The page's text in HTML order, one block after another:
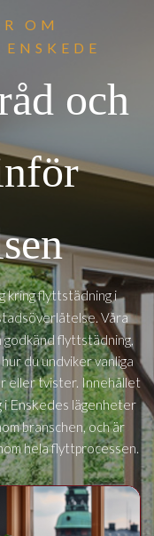
OM
och
kring flyttstädning i
Våra
godkänd flyttstädning,
du undviker vanliga
eller tvister. Innehållet
iEnskedes lägenheter
branschen, och är
hela flyttprocessen.